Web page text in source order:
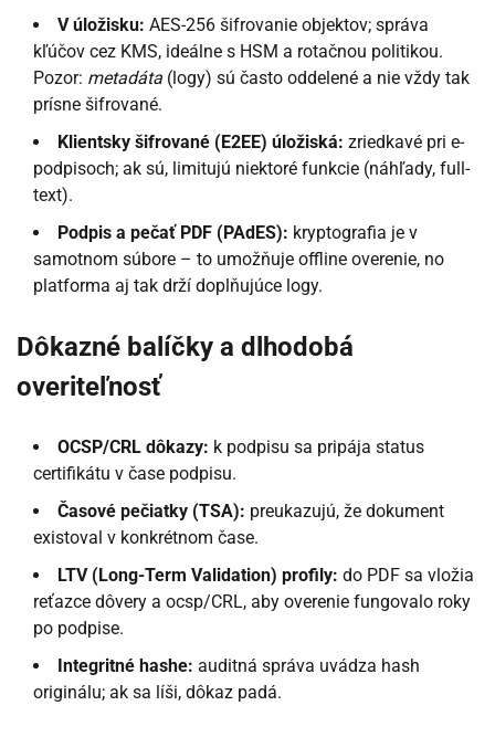
V úložisku: AES-256 šifrovanie objektov; správa
kľúčov cez KMS, ideálne s HSM a rotačnou politikou.
Pozor: metadáta (logy) sú často oddelené a nie vždy tak
prísne šifrované.
Klientsky šifrované (E2EE) úložiská: zriedkavé pri e-
podpisoch; ak sú, limitujú niektoré funkcie (náhľady, full-
text).
Podpis a pečať PDF (PAdES): kryptografia je v
samotnom súbore – to umožňuje offline overenie, no
platforma aj tak drží doplňujúce logy.
Dôkazné balíčky a dlhodobá
overiteľnosť
OCSP/CRL dôkazy: k podpisu sa pripája status
certifikátu v čase podpisu.
Časové pečiatky (TSA): preukazujú, že dokument
existoval v konkrétnom čase.
LTV (Long-Term Validation) profily: do PDF sa vložia
reťazce dôvery a ocsp/CRL, aby overenie fungovalo roky
po podpise.
Integritné hashe: auditná správa uvádza hash
originálu; ak sa líši, dôkaz padá.